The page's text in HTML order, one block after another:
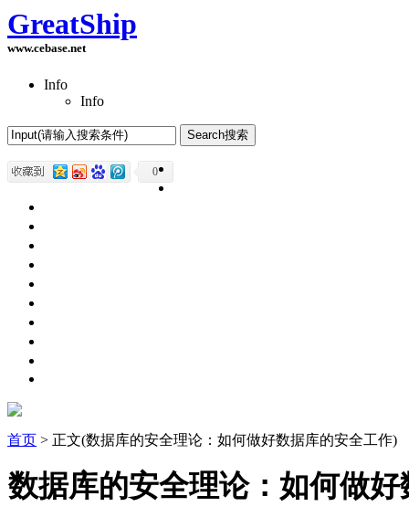
GreatShip
www.cebase.net
Info
Info
0
首页 > 正文(数据库的安全理论：如何做好数据库的安全工作)
数据库的安全理论：如何做